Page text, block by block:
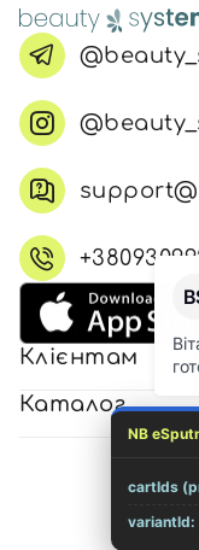
Клієнтам
Каталог
©
NB
cartIds
variantId: